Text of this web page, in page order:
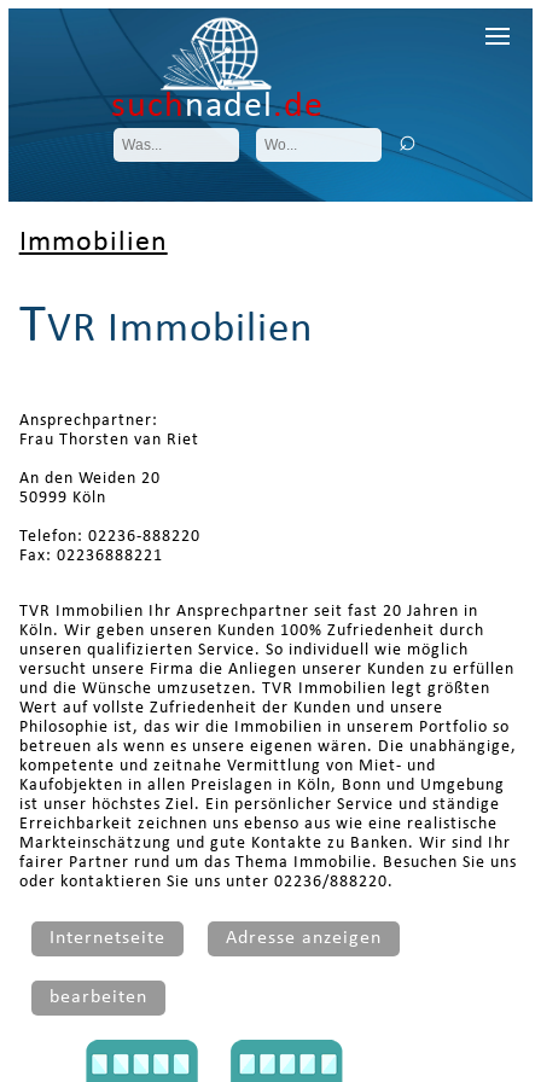
suchnadel.de
Immobilien
TVR Immobilien
Ansprechpartner:
Frau Thorsten van Riet
An den Weiden 20
50999 Köln
Telefon: 02236-888220
Fax: 02236888221
TVR Immobilien Ihr Ansprechpartner seit fast 20 Jahren in
Köln. Wir geben unseren Kunden 100% Zufriedenheit durch
unseren qualifizierten Service. So individuell wie möglich
versucht unsere Firma die Anliegen unserer Kunden zu erfüllen
und die Wünsche umzusetzen. TVR Immobilien legt größten
Wert auf vollste Zufriedenheit der Kunden und unsere
Philosophie ist, das wir die Immobilien in unserem Portfolio so
betreuen als wenn es unsere eigenen wären. Die unabhängige,
kompetente und zeitnahe Vermittlung von Miet- und
Kaufobjekten in allen Preislagen in Köln, Bonn und Umgebung
ist unser höchstes Ziel. Ein persönlicher Service und ständige
Erreichbarkeit zeichnen uns ebenso aus wie eine realistische
Markteinschätzung und gute Kontakte zu Banken. Wir sind Ihr
fairer Partner rund um das Thema Immobilie. Besuchen Sie uns
oder kontaktieren Sie uns unter 02236/888220.
Internetseite Adresse anzeigen
bearbeiten